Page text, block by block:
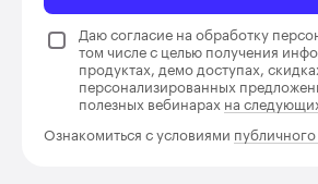
Даю согласие на обработку
том числе с целью получения
продуктах, демо доступах,
персонализированных
полезных вебинарах на
Ознакомиться с условиями